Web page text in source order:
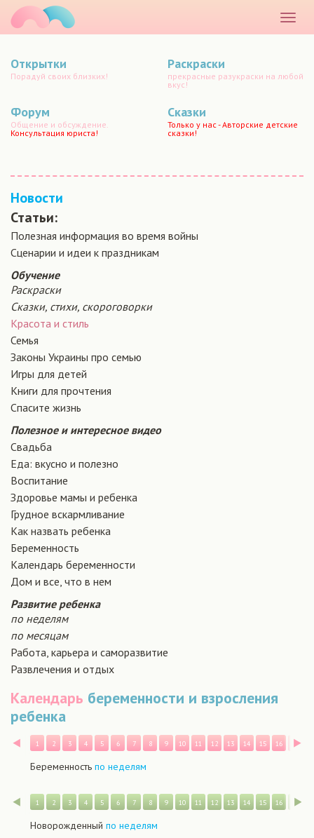
меню
Открытки
Порадуй своих близких!
Раскраски
прекрасные разукраски на любой
вкус!
Форум
Общение и обсуждение.
Консультация юриста!
Сказки
Только у нас - Авторские детские
сказки!
Новости
Статьи:
Полезная информация во время войны
Сценарии и идеи к праздникам
Обучение
Раскраски
Сказки, стихи, скороговорки
Красота и стиль
Семья
Законы Украины про семью
Игры для детей
Книги для прочтения
Спасите жизнь
Полезное и интересное видео
Свадьба
Еда: вкусно и полезно
Воспитание
Здоровье мамы и ребенка
Грудное вскармливание
Как назвать ребенка
Беременность
Календарь беременности
Дом и все, что в нем
Развитие ребенка
по неделям
по месяцам
Работа, карьера и саморазвитие
Развлечения и отдых
Календарь беременности и взросления
ребенка
Назад
1 2 3 4 5 6 7 8 9 10 11 12 13 14 15 16 17
Беременность по неделям
Назад
1 2 3 4 5 6 7 8 9 10 11 12 13 14 15 16 17
Новорожденный по неделям